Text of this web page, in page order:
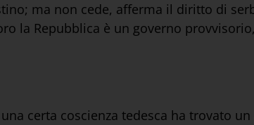
ma non cede, afferma il diritto di
la Repubblica è un governo
certa coscienza tedesca ha trovato